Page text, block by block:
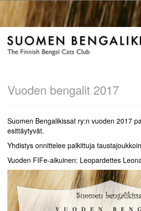
Vuoden bengalit 2017
Suomen Bengalikissat ry:n vuoden 2017
esittäytyvät.
Yhdistys onnittelee palkittuja
Vuoden FIFe-aikuinen: Leopardettes